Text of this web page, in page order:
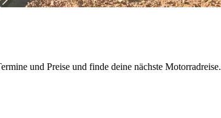
und Preise und finde deine nächste Motorradreise.